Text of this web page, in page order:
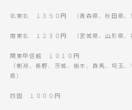
北東北 １３５０円 （青森県、秋田県、
南東北 １２３０円 （宮城県、山形県、
関東甲信越 １０１０円
（新潟、長野、茨城、栃木、群馬、埼玉
県）
四国 １０００円